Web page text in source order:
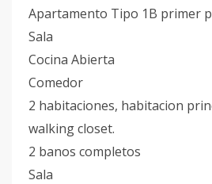
Apartamento Tipo 1B primer
Sala
Cocina Abierta
Comedor
2 habitaciones, habitacion
walking closet.
2 banos completos
Sala